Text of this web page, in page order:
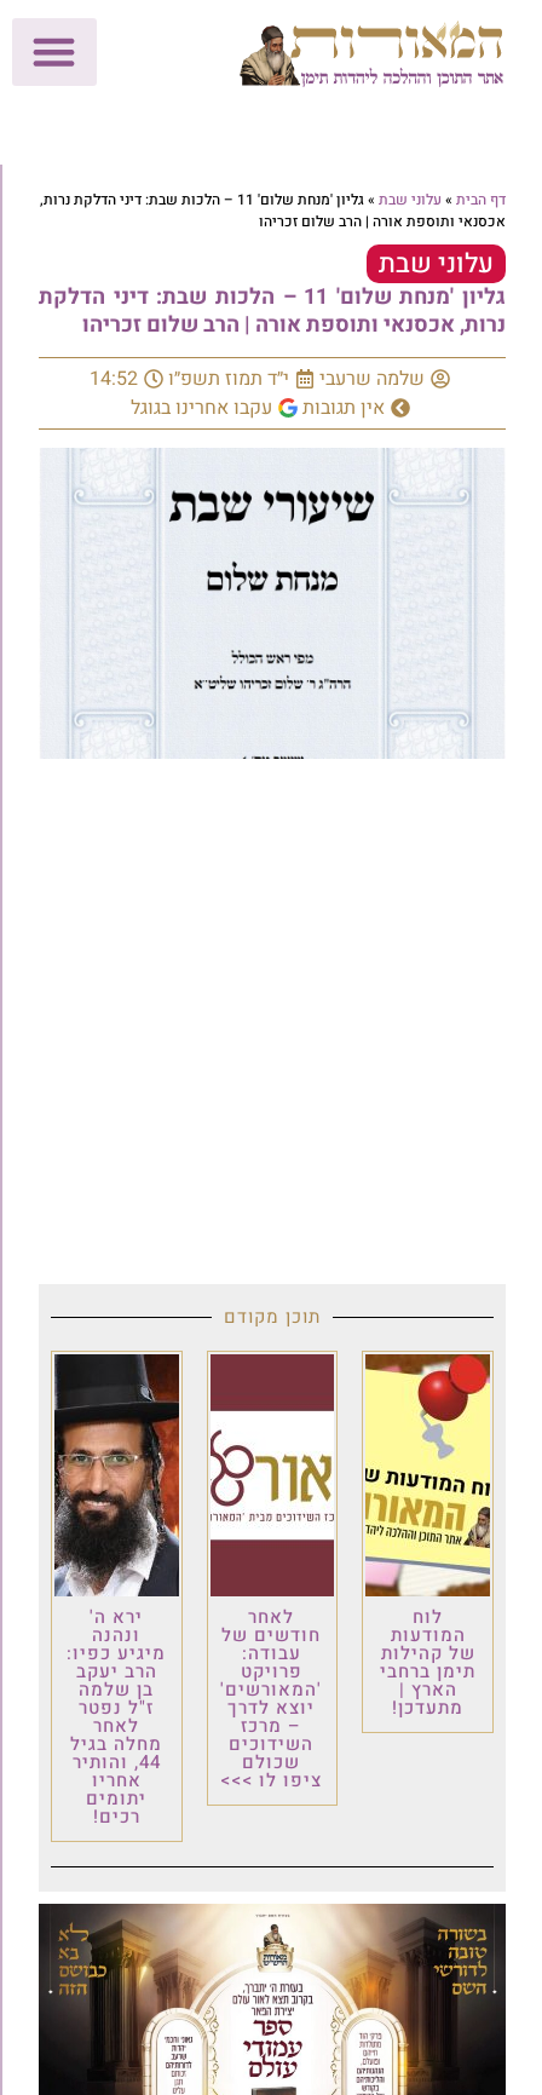
דף הבית » עלוני שבת »
גליון 'מנחת שלום' 11 – הלכות שבת: דיני הדלקת נרות,
אכסנאי ותוספת אורה | הרב שלום זכריהו
עלוני שבת
גליון 'מנחת שלום' 11 – הלכות שבת: דיני הדלקת
נרות, אכסנאי ותוספת אורה | הרב שלום זכריהו
שלמה שרעבי י״ד תמוז תשפ״ו
14:52
אין תגובות
עקבו אחרינו בגוגל
תוכן מקודם
לוח
המודעות
של קהילות
תימן ברחבי
הארץ |
מתעדכן!
לאחר
חודשים של
עבודה:
פרויקט
'המאורשים'
יוצא לדרך
– מרכז
השידוכים
שכולם
ציפו לו >>>
ירא ה'
ונהנה
מיגיע כפיו:
הרב יעקב
בן שלמה
ז"ל נפטר
לאחר
מחלה בגיל
44, והותיר
אחריו
יתומים
רכים!